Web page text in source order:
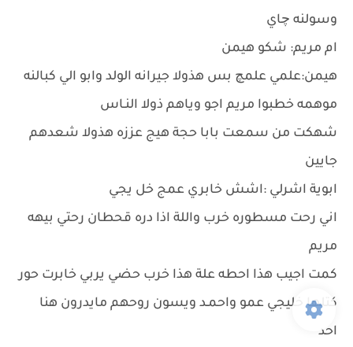
وسولنه چاي
ام مريم: شكو هيمن
هيمن:علمي علمچ بس هذولا جيرانه الولد وابو الي كبالنه
موهمه خطبوا مريم اجو وياهم ذولا النـاس
شهكت من سمعت بابا حجة هيج عززه هذولا شعدهم
جايين
ابوية اشرلي :اشش خابري عمج خل يجي
اني رحت مسطوره خرب واللة اذا دره قحطان رحتي بيهه
مريم
كمت اجيب هذا احطه علة هذا خرب حضي يربي خابرت حور
كتلها خليجي عمو واحمـد ويسون روحهم مايدرون هنا
احد